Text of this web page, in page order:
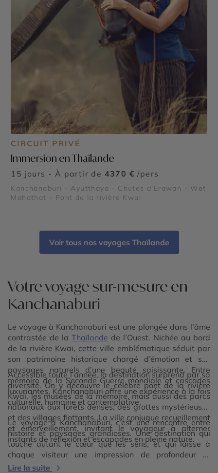
CIRCUIT PRIVÉ
Immersion en Thaïlande
15 jours - À partir de 4370 € /pers
Kanchanaburi - Ayutthaya - Chutes d'Erawan - Wat
Mahathat - Pont de la rivière Kwai
Voir tous nos voyages Thaïlande
Votre voyage sur-mesure en
Kanchanaburi
Le voyage à Kanchanaburi est une plongée dans l’âme
contrastée de la Thaïlande de l’Ouest. Nichée au bord
de la rivière Kwaï, cette ville emblématique séduit par
son patrimoine historique chargé d’émotion et ses
paysages naturels d’une beauté saisissante. Entre
mémoire de la Seconde Guerre mondiale et cascades
luxuriantes, Kanchanaburi offre une expérience à la fois
culturelle, humaine et contemplative.
Accessible toute l’année, la destination surprend par sa
diversité. On y découvre le célèbre pont de la rivière
Kwaï, les musées de la mémoire, mais aussi des parcs
nationaux aux forêts denses, des grottes mystérieuses
et des villages flottants. La ville conjugue recueillement
et émerveillement, invitant le voyageur à alterner
instants de réflexion et escapades en pleine nature.
Le voyage à Kanchanaburi, c’est une rencontre entre
histoire et paysages grandioses. Une destination qui
touche autant le cœur que les sens, et qui laisse à
chaque visiteur une impression de profondeur et
d’authenticité.
Lire la suite